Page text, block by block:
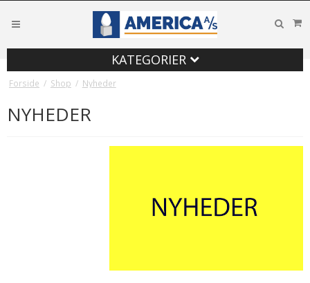
KATEGORIER
Forside / Shop / Nyheder
NYHEDER